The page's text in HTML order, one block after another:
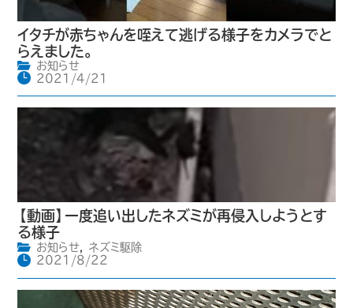
イタチが赤ちゃんを咥えて逃げる様子をカメラでと
らえました。
お知らせ
2021/4/21
【動画】一度追い出したネズミが再侵入しようとす
る様子
お知らせ,
ネズミ駆除
2021/8/22